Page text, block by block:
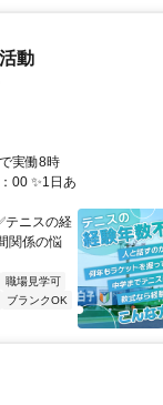
動
実働8時
00 ✨1日あ
テニスの経
関係の悩
職場見学可
ブランクOK